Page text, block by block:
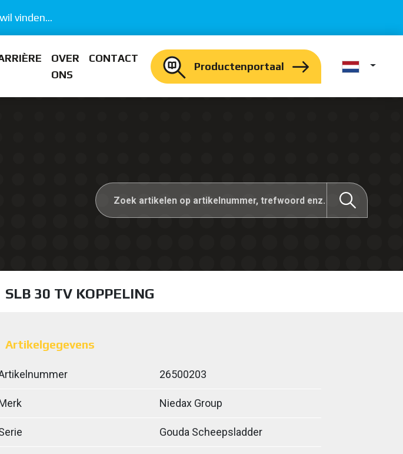
vinden...
OVER
ONS
CONTACT
Productenportaal
SLB 30 TV KOPPELING
Artikelgegevens
26500203
Niedax Group
Gouda Scheepsladder